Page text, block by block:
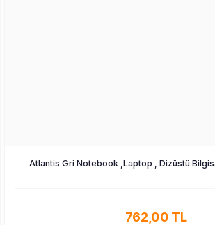
Atlantis Gri Notebook ,Laptop , Dizüstü
762,00 TL